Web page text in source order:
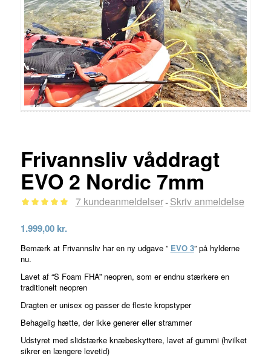
Frivannsliv våddragt
EVO 2 Nordic 7mm
som5.00
ud af 5
7
kundebedømmelser
7kundeanmeldelser-Skriv anmeldelse
1.999,00 kr.
Bemærk at Frivannsliv har en ny udgave ” EVO 3” på hylderne
nu.
Lavet af “S Foam FHA” neopren, som er endnu stærkere en
traditionelt neopren
Dragten er unisex og passer de fleste kropstyper
Behagelig hætte, der ikke generer eller strammer
Udstyret med slidstærke knæbeskyttere, lavet af gummi (hvilket
sikrer en længere levetid)